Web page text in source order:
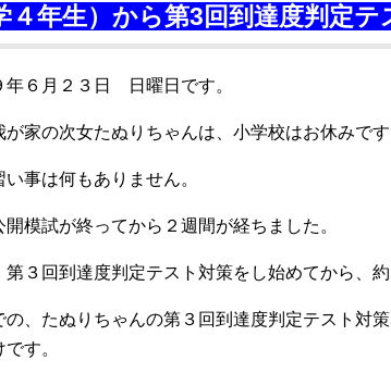
４年生）から第3回到達度判定
年６月２３日 日曜日です。
が家の次女たぬりちゃんは、小学校はお休みです
い事は何もありません。
開模試が終ってから２週間が経ちました。
第３回到達度判定テスト対策をし始めてから、
の、たぬりちゃんの第３回到達度判定テスト対
す。